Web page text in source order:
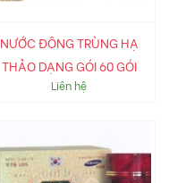
NƯỚC ĐÔNG TRÙNG HẠ
THẢO DẠNG GÓI 60 GÓI
Liên hệ